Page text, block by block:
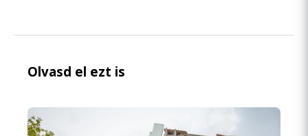
Olvasd el ezt is